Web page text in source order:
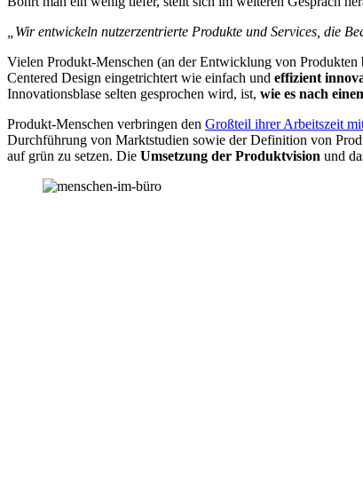
„Wir entwickeln nutzerzentrierte Produkte und Services, die
Vielen Produkt-Menschen (an der Entwicklung von
Centered Design eingetrichtert wie einfach und effizient
Innovationsblase selten gesprochen wird, ist, wie es nach
Produkt-Menschen verbringen den Großteil ihrer Arbeitszeit
Durchführung von Marktstudien sowie der Definition von
auf grün zu setzen. Die Umsetzung der Produktvision und